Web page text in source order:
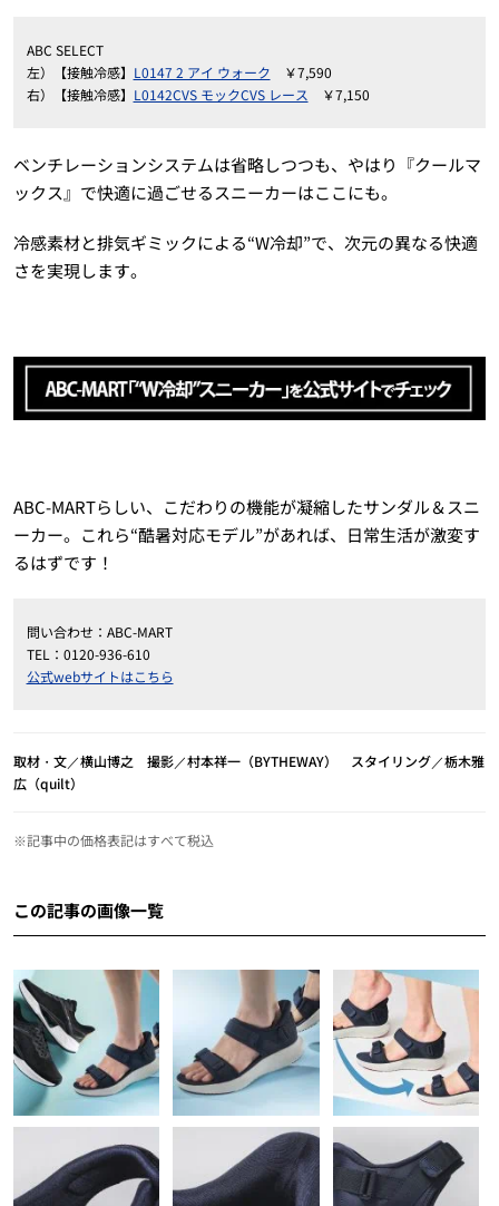
ABC SELECT
左）【接触冷感】 L0147 2 アイ ウォーク ￥7,590
右）【接触冷感】 L0142CVS モックCVS レース ￥7,150
ベンチレーションシステムは省略しつつも、やはり『クールマ
ックス』で快適に過ごせるスニーカーはここにも。
冷感素材と排気ギミックによる“W冷却”で、次元の異なる快適
さを実現します。
ABC-MARTらしい、こだわりの機能が凝縮したサンダル＆スニ
ーカー。これら“酷暑対応モデル”があれば、日常生活が激変す
るはずです！
問い合わせ：ABC-MART
TEL：0120-936-610
公式webサイトはこちら
取材・文／横山博之 撮影／村本祥一（BYTHEWAY） スタイリング／栃木雅
広（quilt）
※記事中の価格表記はすべて税込
この記事の画像一覧